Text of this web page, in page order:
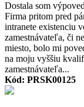
Dostala som
Firma pritom pred
intranete existenciu
zamestnávateľa, či
miesto, bolo mi
na moju vyššiu
zamestnávateľa...
Kód: PRSK00125